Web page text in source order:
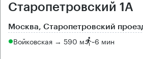
Старопетровский 1А
Москва, Старопетровский
Войковская → 590 м ~6 мин